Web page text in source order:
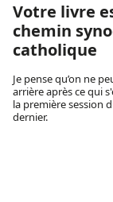
Votre livre
chemin
catholique
Je pense qu’on ne
arrière après ce qui
la première session
dernier.